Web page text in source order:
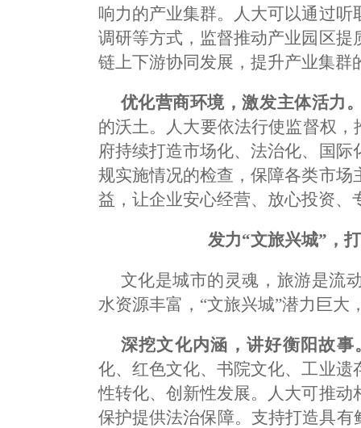
响力的产业集群。人大可以通过
调研等方式，监督推动产业园区
链上下游协同发展，提升产业集群
优化营商环境，激发主体活力
的沃土。人大要依法行使监督权
府持续打造市场化、法治化、国
规实施情况的检查，保障各类市
益，让企业安心经营、放心投资、
发力“文旅兴城”，
文化是城市的灵魂，旅游是流
水资源丰富，“文旅兴城”潜力巨
深挖文化内涵，讲好衡阳故事
化、红色文化、书院文化、工业
性转化、创新性发展。人大可推
保护提供法治保障。支持打造具